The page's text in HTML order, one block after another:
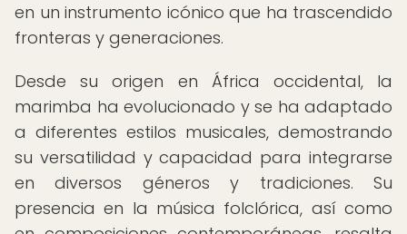
en un instrumento icónico que ha trascendido
fronteras y generaciones.
Desde su origen en África occidental, la
marimba ha evolucionado y se ha adaptado
a diferentes estilos musicales, demostrando
su versatilidad y capacidad para integrarse
en diversos géneros y tradiciones. Su
presencia en la música folclórica, así como